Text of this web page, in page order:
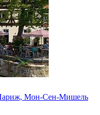
Париж, Мон-Сен-Мишель